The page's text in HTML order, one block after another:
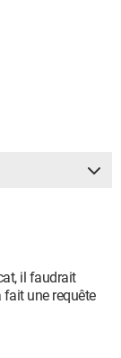
il faudrait
une requête